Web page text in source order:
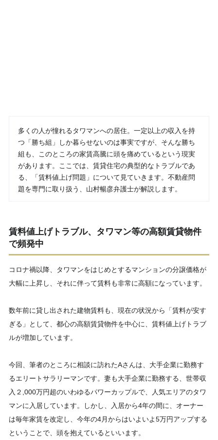
多くの人が憧れるタワマンへの居住。一定以上の収入を持
つ「勝ち組」しか暮らせないのは事実ですが、そんな勝ち
組も、このところの家賃高騰に頭を痛めているという現実
があります。ここでは、賃貸住宅の典型的なトラブルであ
る、「賃料値上げ問題」について見ていきます。不動産問
題を専門に取り扱う、山村暢彦弁護士が解説します。
賃料値上げトラブル、タワマン等の高額賃貸物件
で頻発中
コロナ禍以降、タワマンをはじめとするマンションの分譲価格が
大幅に上昇し、それに伴って賃料も非常に高額になっています。
数年前に貸し出された建物賃料も、現在の状況から「賃料が安す
ぎる」として、都心の高額賃貸物件を中心に、賃料値上げトラブ
ルが増加しています。
今回、筆者のところに相談に訪れたAさんは、大手企業に勤務す
るエリートサラリーマンです。妻も大手企業に勤務する、世帯収
入２,000万円超のいわゆるパワーカップルで、人気エリアのタワ
マンに入居しています。しかし、入居から4年の間に、オーナー
は毎年家賃を改定し、今年の4月からはいよいよ5万円アップする
ということで、頭を抱えているといいます。